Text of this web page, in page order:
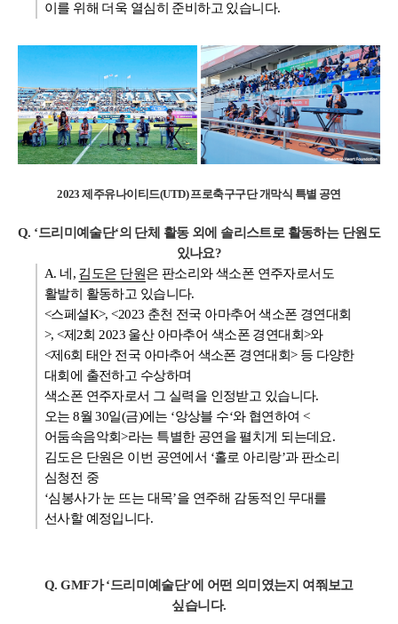
이를 위해 더욱 열심히 준비하고 있습니다.
2023 제주유나이티드(UTD) 프로축구구단 개막식 특별 공연
Q. ‘드리미예술단‘의 단체 활동 외에 솔리스트로 활동하는 단원도
있나요?
A. 네, 김도은 단원은 판소리와 색소폰 연주자로서도
활발히 활동하고 있습니다.
<스페셜K>, <2023 춘천 전국 아마추어 색소폰 경연대회
>, <제2회 2023 울산 아마추어 색소폰 경연대회>와
<제6회 태안 전국 아마추어 색소폰 경연대회> 등 다양한
대회에 출전하고 수상하며
색소폰 연주자로서 그 실력을 인정받고 있습니다.
오는 8월 30일(금)에는 ‘앙상블 수‘와 협연하여 <
어둠속음악회>라는 특별한 공연을 펼치게 되는데요.
김도은 단원은 이번 공연에서 ‘홀로 아리랑’과 판소리
심청전 중
‘심봉사가 눈 뜨는 대목’을 연주해 감동적인 무대를
선사할 예정입니다.
Q. GMF가 ‘드리미예술단’에 어떤 의미였는지 여쭤보고
싶습니다.